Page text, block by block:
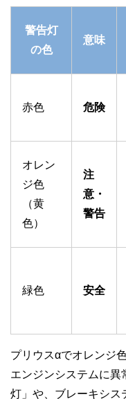
警告灯
の色
意味
赤色 危険
オレン
ジ色
（黄
色）
注
意・
警告
緑色 安全
プリウスαでオレンジ
エンジンシステムに
灯」や、ブレーキシス